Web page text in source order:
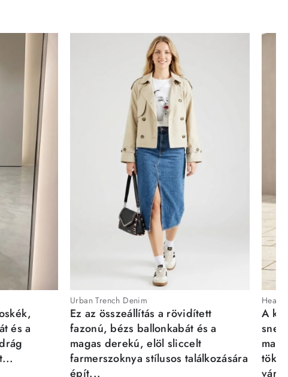
és a
Urban Trench Denim
Ez az összeállítás a rövidített
fazonú, bézs ballonkabát és a
magas derekú, elöl sliccelt
farmerszoknya stílusos találkozására
épít...
A